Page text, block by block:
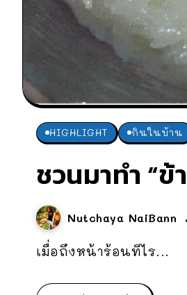
HIGHLIGHT กินในบ้าน
ชวนมาทำ “ข้
Nutchaya NaiBann
เมื่อถึงหน้าร้อนทีไร...